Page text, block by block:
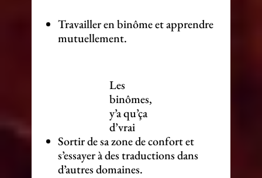
Travailler en binôme et apprendre
mutuellement.
Les
binômes,
y’a qu’ça
d’vrai
Sortir de sa zone de confort et
s’essayer à des traductions dans
d’autres domaines.